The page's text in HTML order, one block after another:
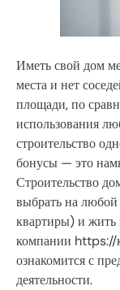
Иметь свой дом
места и нет
площади, по
использования
строительство
бонусы — это
Строительство
выбрать на
квартиры) и жить
компании https://
ознакомится с
деятельности.